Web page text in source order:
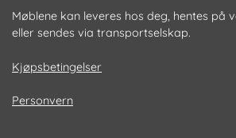
Møblene kan leveres hos deg, hentes på
eller sendes via transportselskap.
Kjøpsbetingelser
Personvern